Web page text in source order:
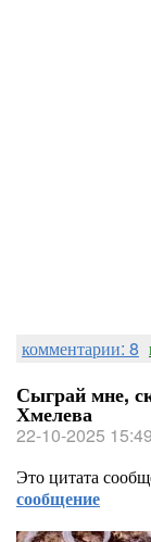
комментарии: 8
Сыграй мне,
Хмелева
22-10-2025 15:49
Это цитата
сообщение